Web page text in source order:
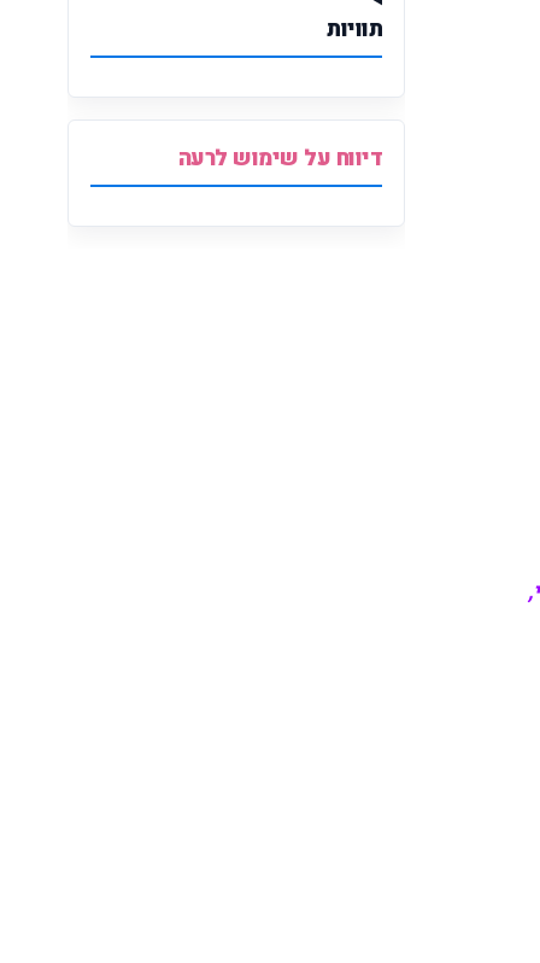
תוויות
דיווח על שימוש לרעה